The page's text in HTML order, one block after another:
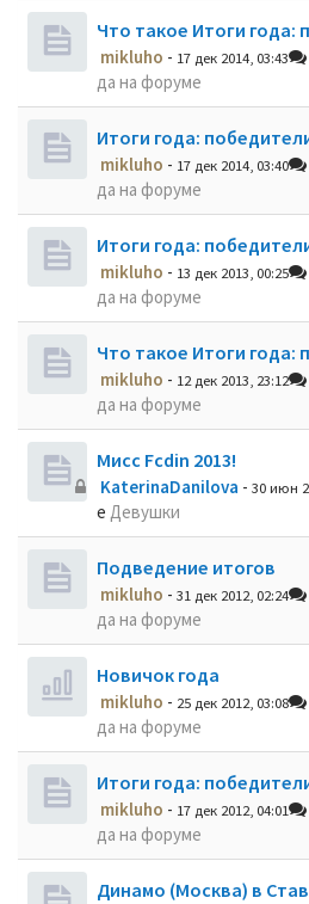
Что такое Итоги года:
mikluho - 17 дек 2014, 03:43
да на форуме
Итоги года:
mikluho - 17 дек 2014, 03:40
да на форуме
Итоги года:
mikluho - 13 дек 2013, 00:25
да на форуме
Что такое Итоги года:
mikluho - 12 дек 2013, 23:12
да на форуме
Мисс Fcdin 2013!
KaterinaDanilova - 30 июн
е Девушки
Подведение итогов
mikluho - 31 дек 2012, 02:24
да на форуме
Новичок года
mikluho - 25 дек 2012, 03:08
да на форуме
Итоги года:
mikluho - 17 дек 2012, 04:01
да на форуме
Динамо (Москва) в